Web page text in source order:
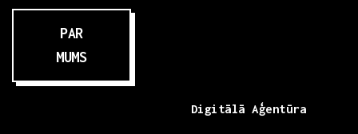
PAR
MUMS
Digitālā Aģentūra